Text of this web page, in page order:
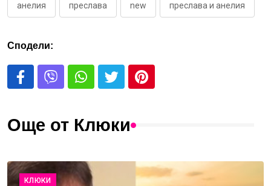
анелия преслава new преслава и анелия
Сподели:
Още от Клюки
КЛЮКИ